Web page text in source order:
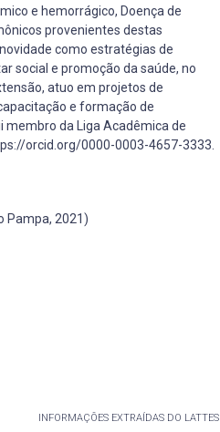
e hemorrágico, Doença de
provenientes destas
como estratégias de
social e promoção da saúde, no
atuo em projetos de
e formação de
membro da Liga Acadêmica de
orcid.org/0000-0003-4657-3333.
Pampa, 2021)
INFORMAÇÕES EXTRAÍDAS DO LATTES